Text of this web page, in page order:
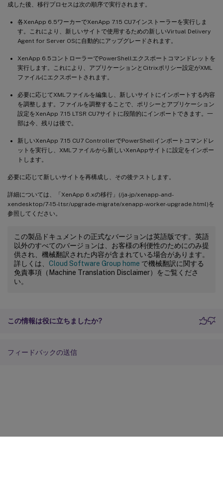
成した後、移行プロセスは次の順序で実行されます。
各XenApp 6.5ワーカーでXenApp 7.15 CU7インストーラーを実行しま
す。これにより、新しいサイトで使用するための新しいVirtual Delivery
Agent for Server OSに自動的にアップグレードされます。
XenApp 6.5コントローラーでPowerShellエクスポートコマンドレットを
実行します。これにより、アプリケーションとCitrixポリシー設定がXML
ファイルにエクスポートされます。
必要に応じてXMLファイルを編集し、新しいサイトにインポートする内容
を調整します。ファイルを調整することで、ポリシーとアプリケーション
設定をXenApp 7.15 LTSR CU7サイトに段階的にインポートできます。一
部は今、残りは後で。
新しいXenApp 7.15 CU7 ControllerでPowerShellインポートコマンドレ
ットを実行し、XMLファイルから新しいXenAppサイトに設定をインポー
トします。
必要に応じて新しいサイトを再構成し、その後テストします。
詳細については、「XenApp 6.xの移行」(/ja-jp/xenapp-and-
xendesktop/7-15-ltsr/upgrade-migrate/xenapp-worker-upgrade.html)を
参照してください。
この製品ドキュメントの正式なバージョンは英語版です。英語
以外のすべてのバージョンは、お客様の利便性のためにのみ提
供され、機械翻訳された内容が含まれている場合があります。
詳しくは、 Cloud Software Group home で機械翻訳に関する
免責事項（Machine Translation Disclaimer）をご覧くださ
い。
この情報は役に立ちましたか?
フィードバックの送信